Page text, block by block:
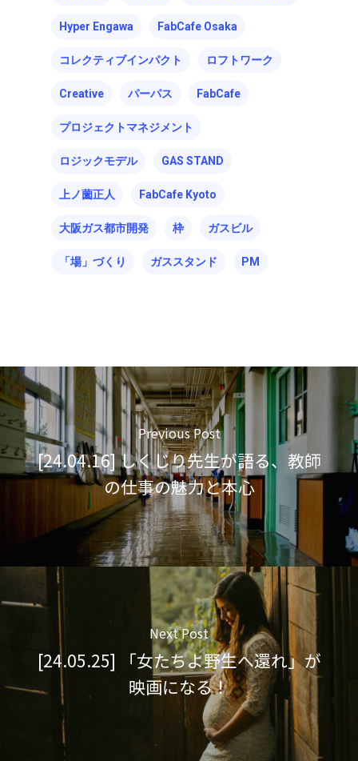
Hyper Engawa FabCafe Osaka
コレクティブインパクト ロフトワーク
Creative パーパス FabCafe
プロジェクトマネジメント
ロジックモデル GAS STAND
上ノ薗正人 FabCafe Kyoto
大阪ガス都市開発 枠 ガスビル
「場」づくり ガススタンド PM
Previous Post
[24.04.16] しくじり先生が語る、教師
の仕事の魅力と本心
Next Post
[24.05.25] 「女たちよ野生へ還れ」が
映画になる！